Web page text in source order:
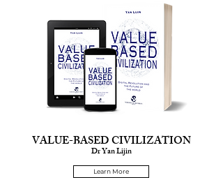
VALUE-BASED CIVILIZATION
Dr Yan Lijin
Learn More